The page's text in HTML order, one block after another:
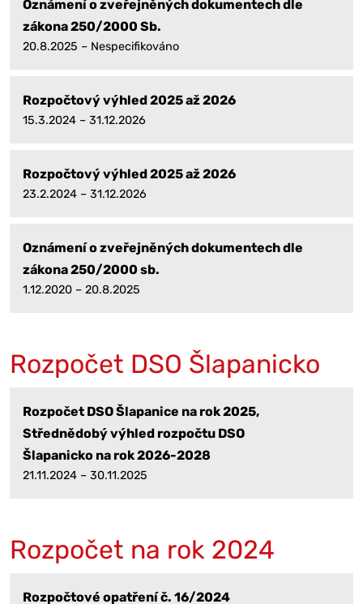
Oznámení o zveřejněných dokumentech dle
zákona 250/2000 Sb.
20.8.2025 – Nespecifikováno
Rozpočtový výhled 2025 až 2026
15.3.2024 – 31.12.2026
Rozpočtový výhled 2025 až 2026
23.2.2024 – 31.12.2026
Oznámení o zveřejněných dokumentech dle
zákona 250/2000 sb.
1.12.2020 – 20.8.2025
Rozpočet DSO Šlapanicko
Rozpočet DSO Šlapanice na rok 2025,
Střednědobý výhled rozpočtu DSO
Šlapanicko na rok 2026-2028
21.11.2024 – 30.11.2025
Rozpočet na rok 2024
Rozpočtové opatření č. 16/2024